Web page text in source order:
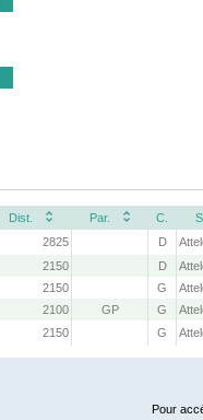
Dist. Par. C.
2825 D
2150 D
2150 G
2100 GP G
2150 G
Pour